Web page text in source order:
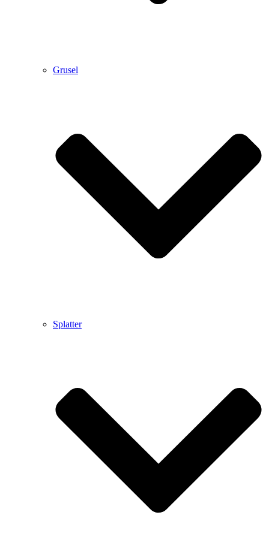
Grusel
Splatter